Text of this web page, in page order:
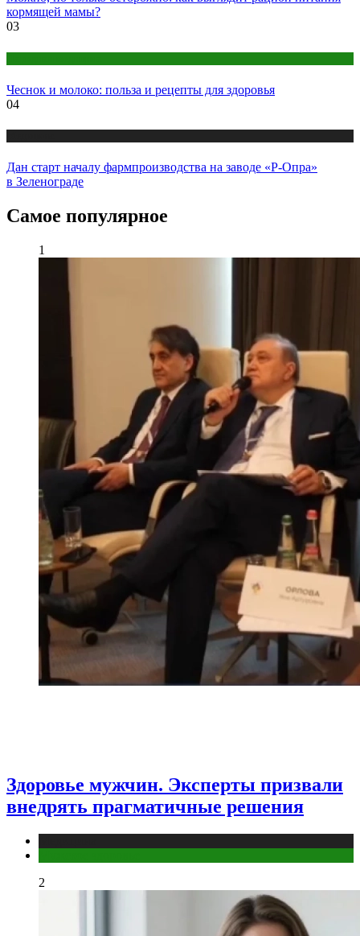
кормящей мамы?
03
Чеснок и молоко: польза и рецепты для здоровья
04
Дан старт началу фармпроизводства на заводе «Р-Опра»
в Зеленограде
Самое популярное
1
Здоровье мужчин. Эксперты призвали
внедрять прагматичные решения
2